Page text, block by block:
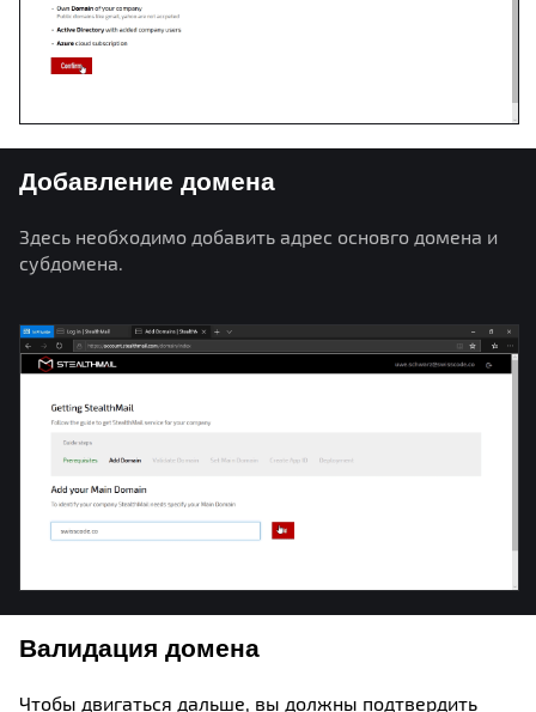
Добавление домена
Здесь необходимо добавить адрес основго домена и
субдомена.
Валидация домена
Чтобы двигаться дальше, вы должны подтвердить